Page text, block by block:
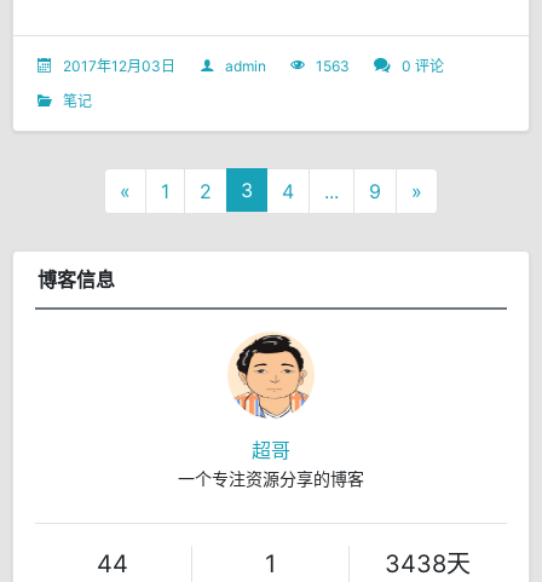
2017年12月03日 admin 1563
0 评论
笔记
« 1 2 3 4 ... 9 »
博客信息
超哥
一个专注资源分享的博客
44 1 3438天